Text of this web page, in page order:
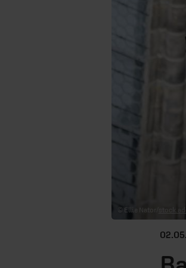
© Ellie Nator/